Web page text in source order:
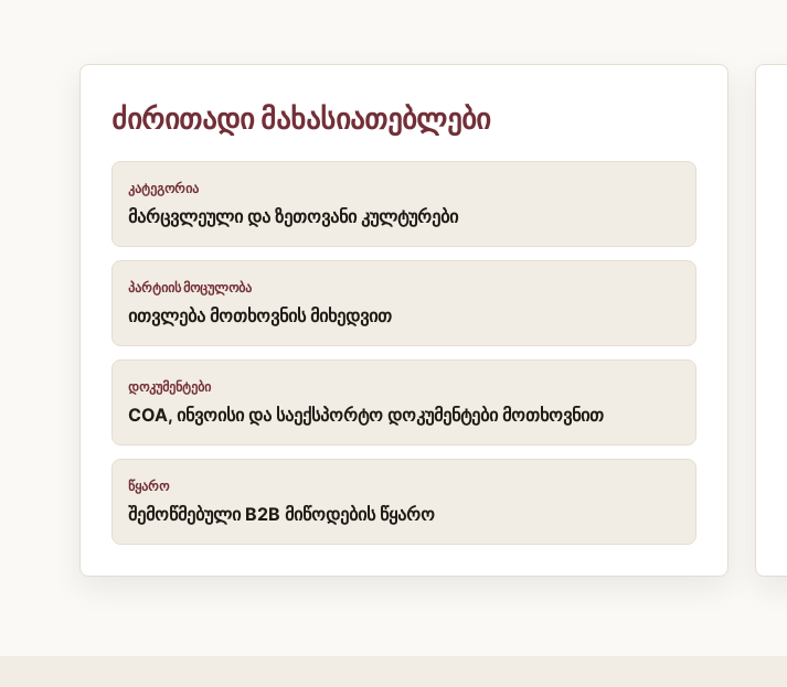
ძირითადი მახასიათებლები
ᲙᲐᲢᲔᲒᲝᲠᲘᲐ
მარცვლეული და ზეთოვანი კულტურები
ᲞᲐᲠᲢᲘᲘᲡ ᲛᲝᲪᲣᲚᲝᲑᲐ
ითვლება მოთხოვნის მიხედვით
ᲓᲝᲙᲣᲛᲔᲜᲢᲔᲑᲘ
COA, ინვოისი და საექსპორტო დოკუმენტები მოთხოვნით
ᲬᲧᲐᲠᲝ
შემოწმებული B2B მიწოდების წყარო